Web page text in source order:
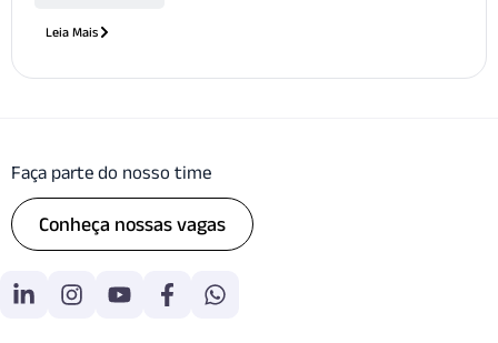
Leia Mais
Faça parte do nosso time
Conheça nossas vagas